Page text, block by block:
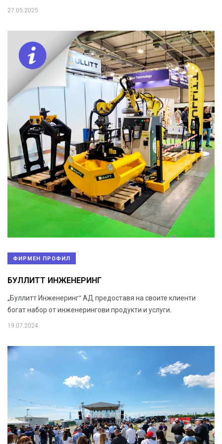
27.05.2025
ФИРМЕН ПРОФИЛ
БУЛЛИТТ ИНЖЕНЕРИНГ
„Буллитт Инженеринг“ АД предоставя на своите клиенти
богат набор от инженерингови продукти и услуги.
19.07.2024